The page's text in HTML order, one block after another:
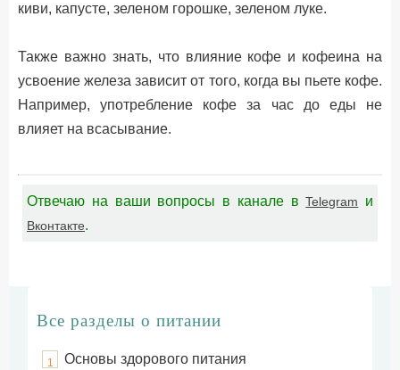
киви, капусте, зеленом горошке, зеленом луке.
Также важно знать, что влияние кофе и кофеина на
усвоение железа зависит от того, когда вы пьете кофе.
Например, употребление кофе за час до еды не
влияет на всасывание.
Отвечаю на ваши вопросы в канале вTelegram и
Вконтакте.
Все разделы о питании
1 Основы здорового питания